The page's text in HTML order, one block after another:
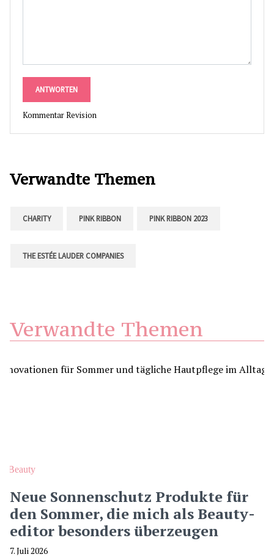
ANTWORTEN
Kommentar Revision
Verwandte Themen
CHARITY PINK RIBBON PINK RIBBON 2023
THE ESTÉE LAUDER COMPANIES
Verwandte Themen
Beauty
Neue Sonnenschutz Produkte für
den Sommer, die mich als Beauty-
editor besonders überzeugen
7. Juli 2026